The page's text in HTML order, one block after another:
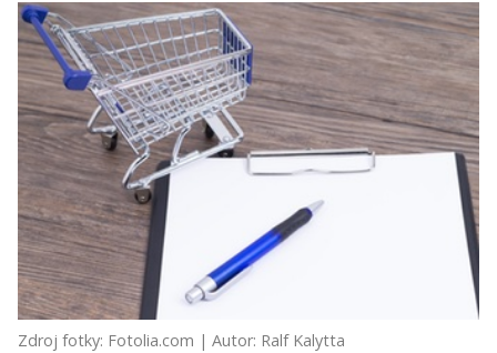
O mně
Přihlášení
Kontakt
Obchodní podmínky
Hledaná fráze
Zdroj fotky: Fotolia.com | Autor: Ralf Kalytta